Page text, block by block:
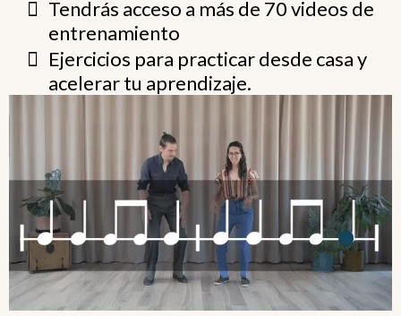
Tendrás acceso a más de 70 videos de
entrenamiento
Ejercicios para practicar desde casa y
acelerar tu aprendizaje.